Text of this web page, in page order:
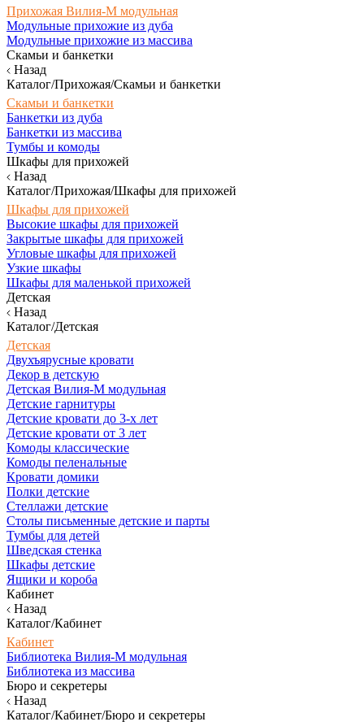
Прихожая Вилия-М модульная
Модульные прихожие из дуба
Модульные прихожие из массива
Скамьи и банкетки
Назад
Каталог/Прихожая/Скамьи и банкетки
Скамьи и банкетки
Банкетки из дуба
Банкетки из массива
Тумбы и комоды
Шкафы для прихожей
Назад
Каталог/Прихожая/Шкафы для прихожей
Шкафы для прихожей
Высокие шкафы для прихожей
Закрытые шкафы для прихожей
Угловые шкафы для прихожей
Узкие шкафы
Шкафы для маленькой прихожей
Детская
Назад
Каталог/Детская
Детская
Двухъярусные кровати
Декор в детскую
Детская Вилия-М модульная
Детские гарнитуры
Детские кровати до 3-х лет
Детские кровати от 3 лет
Комоды классические
Комоды пеленальные
Кровати домики
Полки детские
Стеллажи детские
Столы письменные детские и парты
Тумбы для детей
Шведская стенка
Шкафы детские
Ящики и короба
Кабинет
Назад
Каталог/Кабинет
Кабинет
Библиотека Вилия-М модульная
Библиотека из массива
Бюро и секретеры
Назад
Каталог/Кабинет/Бюро и секретеры